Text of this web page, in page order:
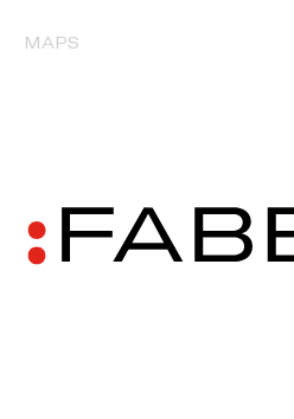
MAPS